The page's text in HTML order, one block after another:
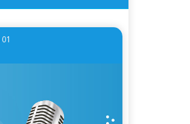
01 تعاريف علم الوقف والابتداء